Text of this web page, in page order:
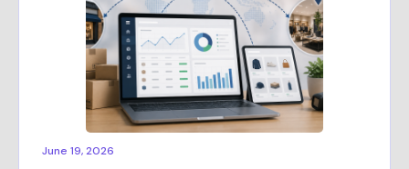
June 19, 2026